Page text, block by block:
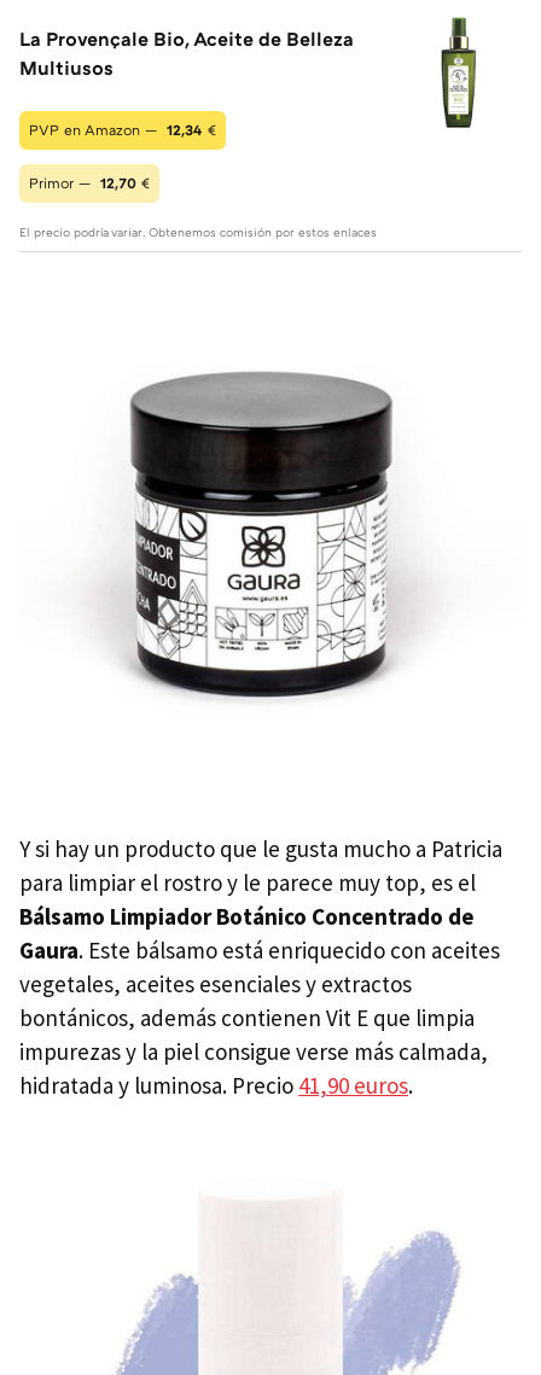
La Provençale Bio, Aceite de Belleza
Multiusos
PVP en Amazon — 12,34 €
Primor — 12,70 €
El precio podría variar. Obtenemos comisión por estos enlaces
Y si hay un producto que le gusta mucho a Patricia
para limpiar el rostro y le parece muy top, es el
Bálsamo Limpiador Botánico Concentrado de
Gaura. Este bálsamo está enriquecido con aceites
vegetales, aceites esenciales y extractos
bontánicos, además contienen Vit E que limpia
impurezas y la piel consigue verse más calmada,
hidratada y luminosa. Precio 41,90 euros.